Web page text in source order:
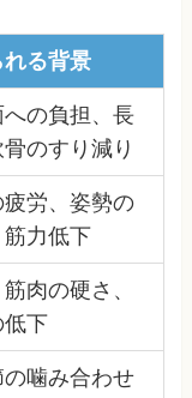
る背景
への負担、長
のすり減り
労、姿勢の
筋力低下
肉の硬さ、
低下
の噛み合わせ